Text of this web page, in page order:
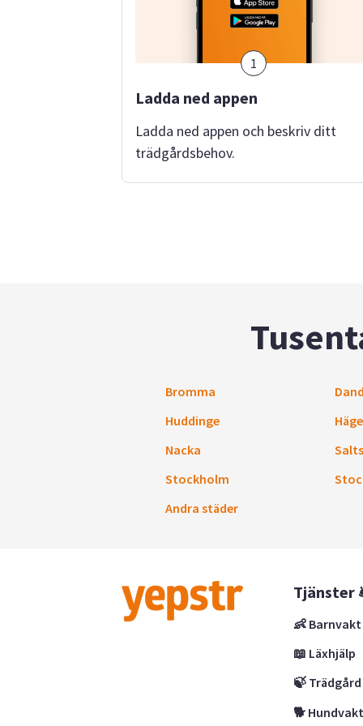
1
Ladda ned appen
Ladda ned appen och beskriv ditt
trädgårdsbehov.
Bromma
Huddinge
Nacka
Stockholm
Andra städer
Tjänster
👶 Barnvakt
📖 Läxhjälp
🍃 Trädgård
🐕